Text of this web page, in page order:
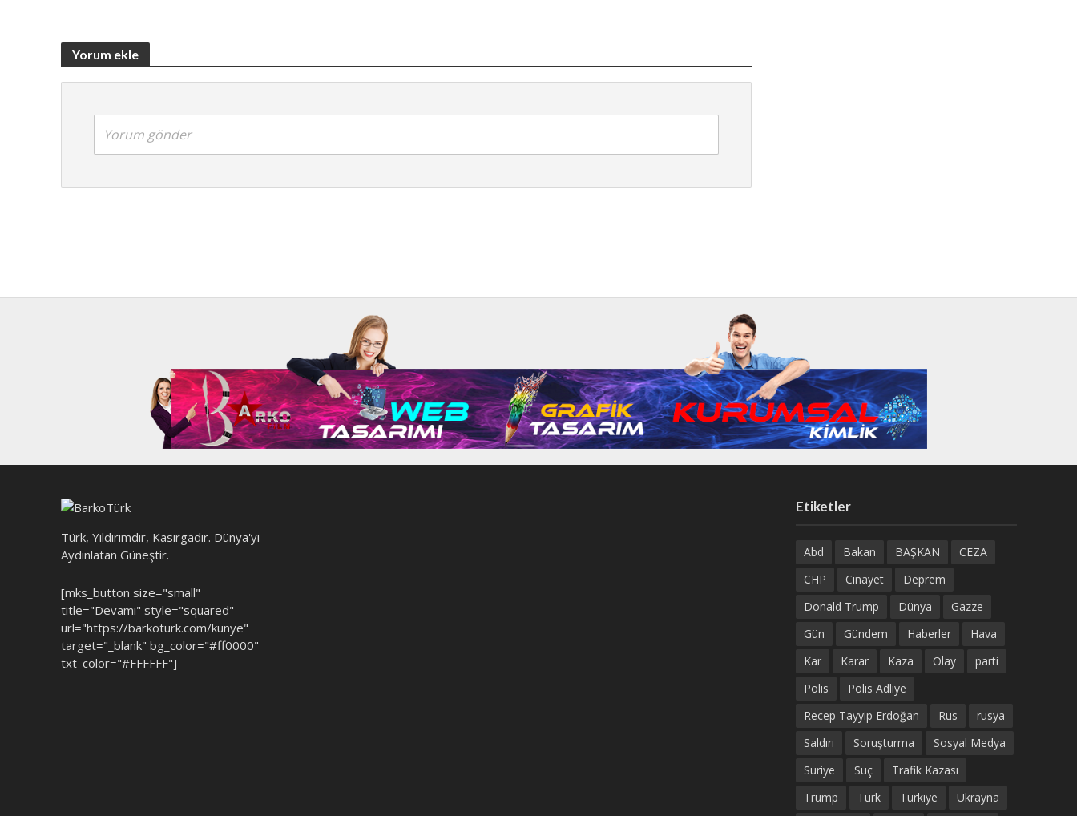
Yorum ekle
Yorum gönder
Türk, Yıldırımdır, Kasırgadır. Dünya'yı
Aydınlatan Güneştir.
[mks_button size="small"
title="Devamı" style="squared"
url="https://barkoturk.com/kunye"
target="_blank" bg_color="#ff0000"
txt_color="#FFFFFF"]
Etiketler
Abd Bakan BAŞKAN
CEZA
CHP
Cinayet
Deprem
Donald Trump
Dünya
Gazze
Gün
Gündem Haberler
Hava
Kar
Karar Kaza Olay
parti
Polis
Polis Adliye
Recep Tayyip Erdoğan
Rus
rusya
Saldırı
Soruşturma
Sosyal Medya
Suriye
Suç
Trafik Kazası
Trump
Türk Türkiye Ukrayna